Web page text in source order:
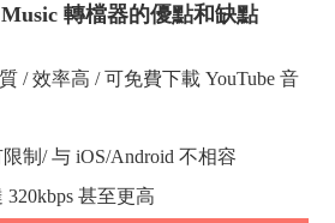
轉檔器的優點和缺點
/ 效率高 / 可免費下載 YouTube 音
制/ 与 iOS/Android 不相容
甚至更高